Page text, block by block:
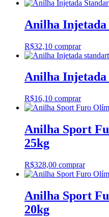
Anilha
R$32,10 comprar
Anilha Injetada
R$16,10 comprar
Anilha Sport
25kg
R$328,00 comprar
Anilha Sport
20kg